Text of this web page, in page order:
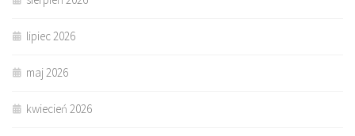
lipiec 2026
maj 2026
kwiecień 2026